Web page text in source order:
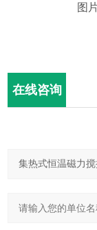
图
在线咨询